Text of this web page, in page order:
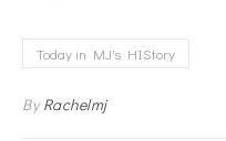
Today in MJ's HIStory
ByRachelmj